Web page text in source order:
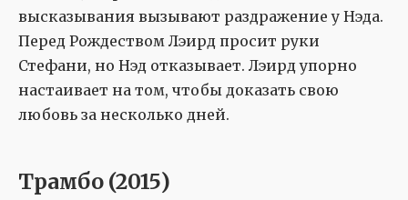
высказывания вызывают раздражение у Нэда.
Перед Рождеством Лэирд просит руки
Стефани, но Нэд отказывает. Лэирд упорно
настаивает на том, чтобы доказать свою
любовь за несколько дней.
Трамбо (2015)